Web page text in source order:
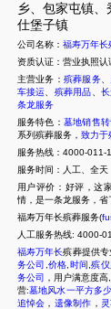
乡、包家屯镇
仕堡子镇
公司名称： 福寿万年长
资质认证：营业执照认
主营业务： 殡葬服务、
车接运
殡葬用品
条龙服务
服务特色： 墓地销售
系列殡葬服务， 致力于
服务热线：4000-011-
服务时间：人工、全天
用户评价：好评，这
情，是一条龙服务，省
福寿万年长殡葬服务(
人工服务热线: 4000-
福寿万年长殡葬提供专
务公司 价格 时间 殡
务公司
，用户满意度
营:墓地风水一平方多
追悼会 ， 遗像制作 ，